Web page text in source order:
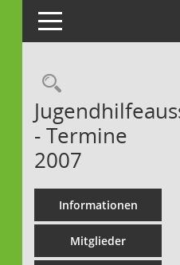
Toggle navigation
- Termine
2007
Informationen
Mitglieder